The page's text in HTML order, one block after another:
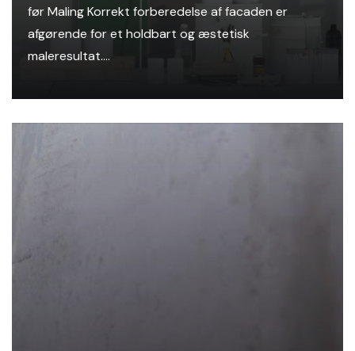
før Maling Korrekt forberedelse af facaden er
afgørende for et holdbart og æstetisk
maleresultat....